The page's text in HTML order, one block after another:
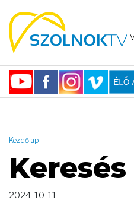
"2024-10-11 23:59:59" )
Kezdőlap
Keresés
2024-10-11